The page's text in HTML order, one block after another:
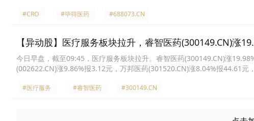
#CRO #毕得医药 #688073.CN
【异动股】医疗服务板块拉升，睿智医药(300149.CN)涨
今日早盘，截至09:45，医疗服务板块拉升。睿智医药(300149.CN)涨
(002622.CN)涨9.86%报3.12元，万邦医药(301520.CN)涨8.04%报44.61
#医疗服务 #睿智医药 #300149.CN